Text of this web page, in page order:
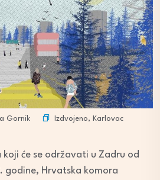
Gornik Izdvojeno, Karlovac
će se održavati u Zadru od
Hrvatska komora